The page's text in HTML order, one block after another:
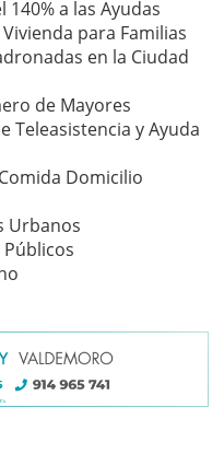
a las Ayudas
para Familias
en la Ciudad
de Mayores
Teleasistencia y Ayuda
Domicilio
Urbanos